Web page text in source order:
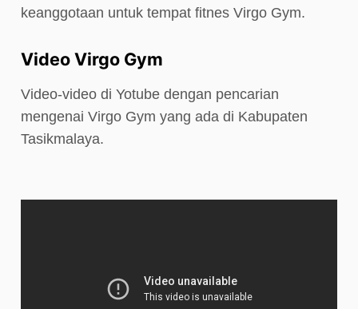
keanggotaan untuk tempat fitnes Virgo Gym.
Video Virgo Gym
Video-video di Yotube dengan pencarian
mengenai Virgo Gym yang ada di Kabupaten
Tasikmalaya.